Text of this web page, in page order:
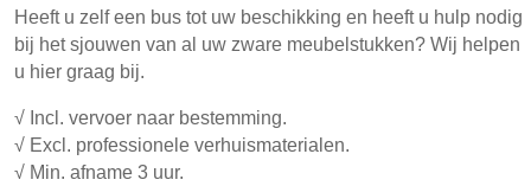
Heeft u zelf een bus tot uw beschikking en heeft u hulp nodig
bij het sjouwen van al uw zware meubelstukken? Wij helpen
u hier graag bij.
√ Incl. vervoer naar bestemming.
√ Excl. professionele verhuismaterialen.
√ Min. afname 3 uur.